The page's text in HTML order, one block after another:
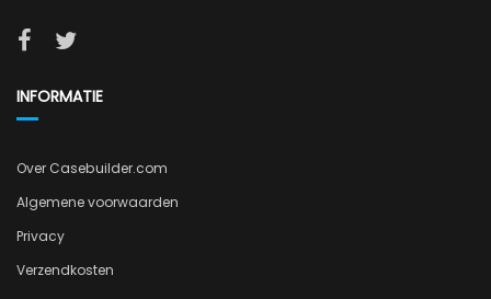
INFORMATIE
Over Casebuilder.com
Algemene voorwaarden
Privacy
Verzendkosten